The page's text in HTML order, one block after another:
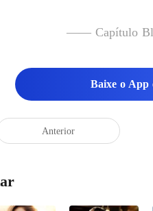
amasse muito o
—— Capítulo
Baixe o App
Anterior